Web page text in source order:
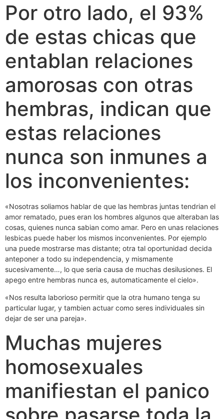
Por otro lado, el 93%
de estas chicas que
entablan relaciones
amorosas con otras
hembras, indican que
estas relaciones
nunca son inmunes a
los inconvenientes:
«Nosotras soliamos hablar de que las hembras juntas tendrian el
amor rematado, pues eran los hombres algunos que alteraban las
cosas, quienes nunca sabian como amar. Pero en unas relaciones
lesbicas puede haber los mismos inconvenientes. Por ejemplo
una puede mostrarse mas distante; otra tal oportunidad decida
anteponer a todo su independencia, y mismamente
sucesivamente…, lo que seri­a causa de muchas desilusiones. El
apego entre hembras nunca es, automaticamente el cielo».
«Nos resulta laborioso permitir que la otra humano tenga su
particular lugar, y tambien actuar como seres individuales sin
dejar de ser una pareja».
Muchas mujeres
homosexuales
manifiestan el panico